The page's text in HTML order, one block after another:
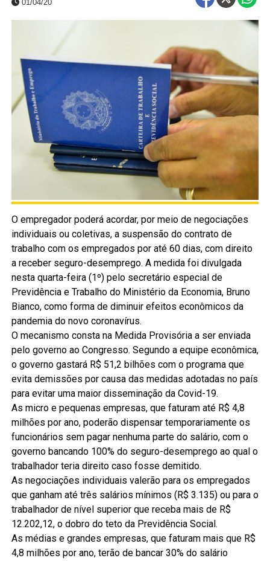
01/04/20
O empregador poderá acordar, por meio de negociações
individuais ou coletivas, a suspensão do contrato de
trabalho com os empregados por até 60 dias, com direito
a receber seguro-desemprego. A medida foi divulgada
nesta quarta-feira (1º) pelo secretário especial de
Previdência e Trabalho do Ministério da Economia, Bruno
Bianco, como forma de diminuir efeitos econômicos da
pandemia do novo coronavírus.
O mecanismo consta na Medida Provisória a ser enviada
pelo governo ao Congresso. Segundo a equipe econômica,
o governo gastará R$ 51,2 bilhões com o programa que
evita demissões por causa das medidas adotadas no país
para evitar uma maior disseminação da Covid-19.
As micro e pequenas empresas, que faturam até R$ 4,8
milhões por ano, poderão dispensar temporariamente os
funcionários sem pagar nenhuma parte do salário, com o
governo bancando 100% do seguro-desemprego ao qual o
trabalhador teria direito caso fosse demitido.
As negociações individuais valerão para os empregados
que ganham até três salários mínimos (R$ 3.135) ou para o
trabalhador de nível superior que receba mais de R$
12.202,12, o dobro do teto da Previdência Social.
As médias e grandes empresas, que faturam mais que R$
4,8 milhões por ano, terão de bancar 30% do salário